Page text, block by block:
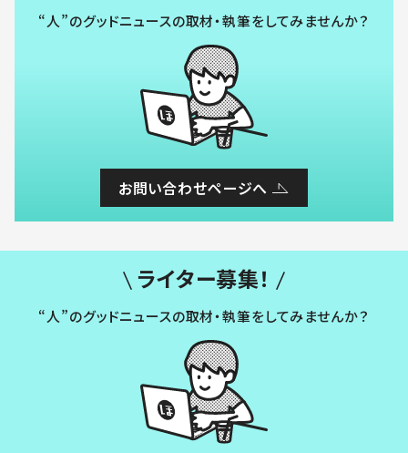
“人”のグッドニュースの取材・執筆をしてみませんか？
お問い合わせページへ
ライター募集！
“人”のグッドニュースの取材・執筆をしてみませんか？